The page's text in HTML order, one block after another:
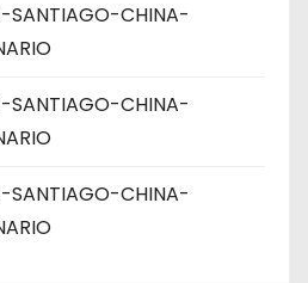
SANTIAGO-CHINA-
SANTIAGO-CHINA-
SANTIAGO-CHINA-